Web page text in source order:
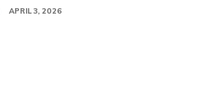
APRIL 3, 2026